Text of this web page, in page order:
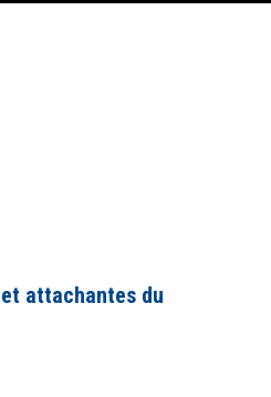
attachantes du